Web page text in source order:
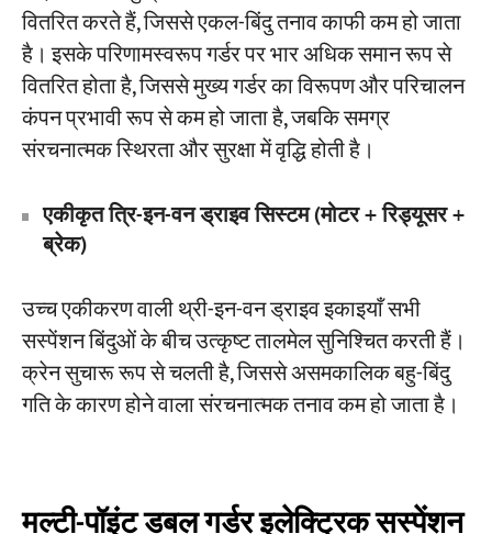
वितरित करते हैं, जिससे एकल-बिंदु तनाव काफी कम हो जाता
है। इसके परिणामस्वरूप गर्डर पर भार अधिक समान रूप से
वितरित होता है, जिससे मुख्य गर्डर का विरूपण और परिचालन
कंपन प्रभावी रूप से कम हो जाता है, जबकि समग्र
संरचनात्मक स्थिरता और सुरक्षा में वृद्धि होती है।
एकीकृत त्रि-इन-वन ड्राइव सिस्टम (मोटर + रिड्यूसर +
ब्रेक)
उच्च एकीकरण वाली थ्री-इन-वन ड्राइव इकाइयाँ सभी
सस्पेंशन बिंदुओं के बीच उत्कृष्ट तालमेल सुनिश्चित करती हैं।
क्रेन सुचारू रूप से चलती है, जिससे असमकालिक बहु-बिंदु
गति के कारण होने वाला संरचनात्मक तनाव कम हो जाता है।
मल्टी-पॉइंट डबल गर्डर इलेक्ट्रिक सस्पेंशन